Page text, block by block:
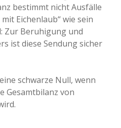
bestimmt nicht Ausfälle
Eichenlaub“ wie sein
Zur Beruhigung und
ist diese Sendung sicher
schwarze Null, wenn
Gesamtbilanz von